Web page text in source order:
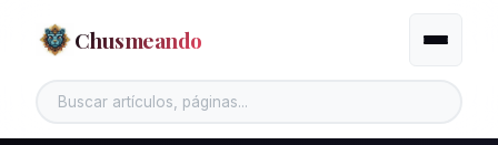
Chusmeando
Buscar en el sitio
Alternar